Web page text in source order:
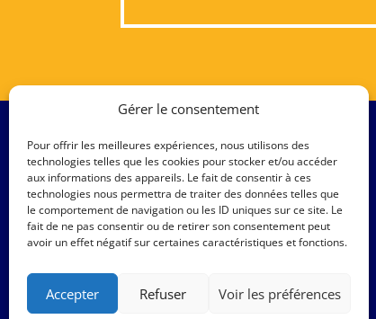
Gérer le consentement
Pour offrir les meilleures expériences, nous utilisons des
technologies telles que les cookies pour stocker et/ou accéder
aux informations des appareils. Le fait de consentir à ces
technologies nous permettra de traiter des données telles que
le comportement de navigation ou les ID uniques sur ce site. Le
fait de ne pas consentir ou de retirer son consentement peut
avoir un effet négatif sur certaines caractéristiques et fonctions.
Accepter Refuser Voir les préférences